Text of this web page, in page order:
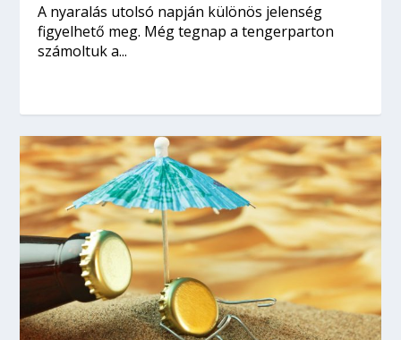
A nyaralás utolsó napján különös jelenség
figyelhető meg. Még tegnap a tengerparton
számoltuk a...